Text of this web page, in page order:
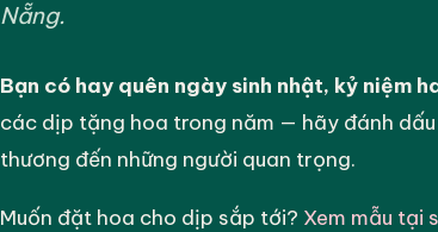
Nẵng.
Bạn có hay quên ngày sinh nhật, kỷ niệm
các dịp tặng hoa trong năm — hãy đánh
thương đến những người quan trọng.
Muốn đặt hoa cho dịp sắp tới? Xem mẫu tại